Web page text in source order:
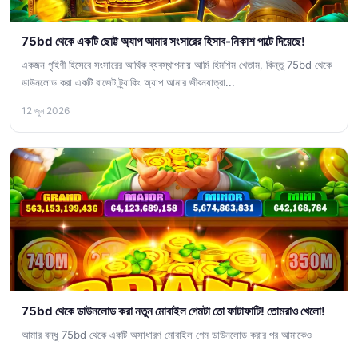
75bd থেকে একটি ছোট্ট অ্যাপ আমার সংসারের হিসাব-নিকাশ পাল্টে দিয়েছে!
একজন গৃহিণী হিসেবে সংসারের আর্থিক ব্যবস্থাপনায় আমি হিমশিম খেতাম, কিন্তু 75bd থেকে
ডাউনলোড করা একটি বাজেট ট্র্যাকিং অ্যাপ আমার জীবনযাত্রা...
12 জুন 2026
75bd থেকে ডাউনলোড করা নতুন মোবাইল গেমটা তো ফাটাফাটি! তোমরাও খেলো!
আমার বন্ধু 75bd থেকে একটি অসাধারণ মোবাইল গেম ডাউনলোড করার পর আমাকেও